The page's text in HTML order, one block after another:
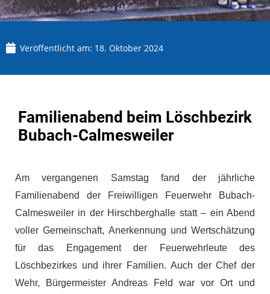
Veröffentlicht am: 18. Oktober 2024
Familienabend beim Löschbezirk
Bubach-Calmesweiler
Am vergangenen Samstag fand der jährliche
Familienabend der Freiwilligen Feuerwehr Bubach-
Calmesweiler in der Hirschberghalle statt – ein Abend
voller Gemeinschaft, Anerkennung und Wertschätzung
für das Engagement der Feuerwehrleute des
Löschbezirkes und ihrer Familien. Auch der Chef der
Wehr, Bürgermeister Andreas Feld war vor Ort und